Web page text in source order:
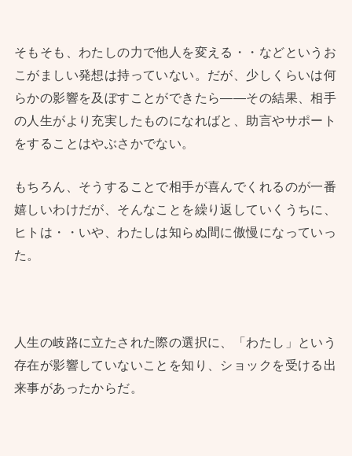
そもそも、わたしの力で他人を変える・・などというお
こがましい発想は持っていない。だが、少しくらいは何
らかの影響を及ぼすことができたら——その結果、相手
の人生がより充実したものになればと、助言やサポート
をすることはやぶさかでない。
もちろん、そうすることで相手が喜んでくれるのが一番
嬉しいわけだが、そんなことを繰り返していくうちに、
ヒトは・・いや、わたしは知らぬ間に傲慢になっていっ
た。
人生の岐路に立たされた際の選択に、「わたし」という
存在が影響していないことを知り、ショックを受ける出
来事があったからだ。